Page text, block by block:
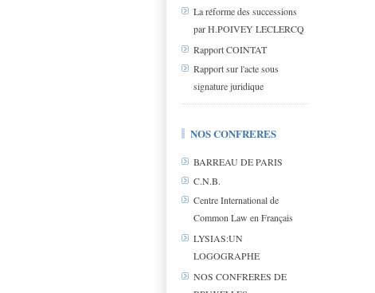
La réforme des successions
par H.POIVEY LECLERCQ
Rapport COINTAT
Rapport sur l'acte sous
signature juridique
NOS CONFRERES
BARREAU DE PARIS
C.N.B.
Centre International de
Common Law en Français
LYSIAS:UN
LOGOGRAPHE
NOS CONFRERES DE